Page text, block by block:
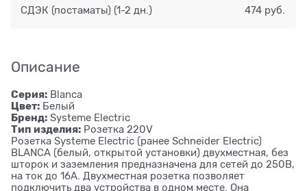
СДЭК (постаматы) (1-2 дн.) 474 руб.
Описание
Серия: Blanca
Цвет: Белый
Бренд: Systeme Electric
Тип изделия: Розетка 220V
Розетка Systeme Electric (ранее Schneider Electric)
BLANCA (белый, открытой установки) двухместная, без
шторок и заземления предназначена для сетей до 250В,
на ток до 16А. Двухместная розетка позволяет
подключить два устройства в одном месте. Она